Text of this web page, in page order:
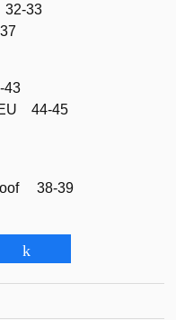
33
43
EU 44-45
roof 38-39